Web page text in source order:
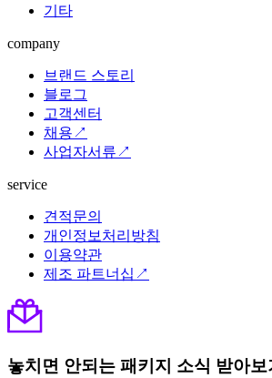
기타
company
브랜드 스토리
블로그
고객센터
채용↗
사업자서류↗
service
견적문의
개인정보처리방침
이용약관
제조 파트너십↗
놓치면 안되는 패키지 소식 받아보